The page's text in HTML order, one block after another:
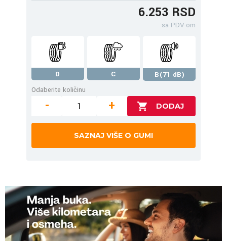
6.253 RSD
sa PDV-om
D C
B(71 dB)
Odaberite količinu
- +
SAZNAJ VIŠE O GUMI